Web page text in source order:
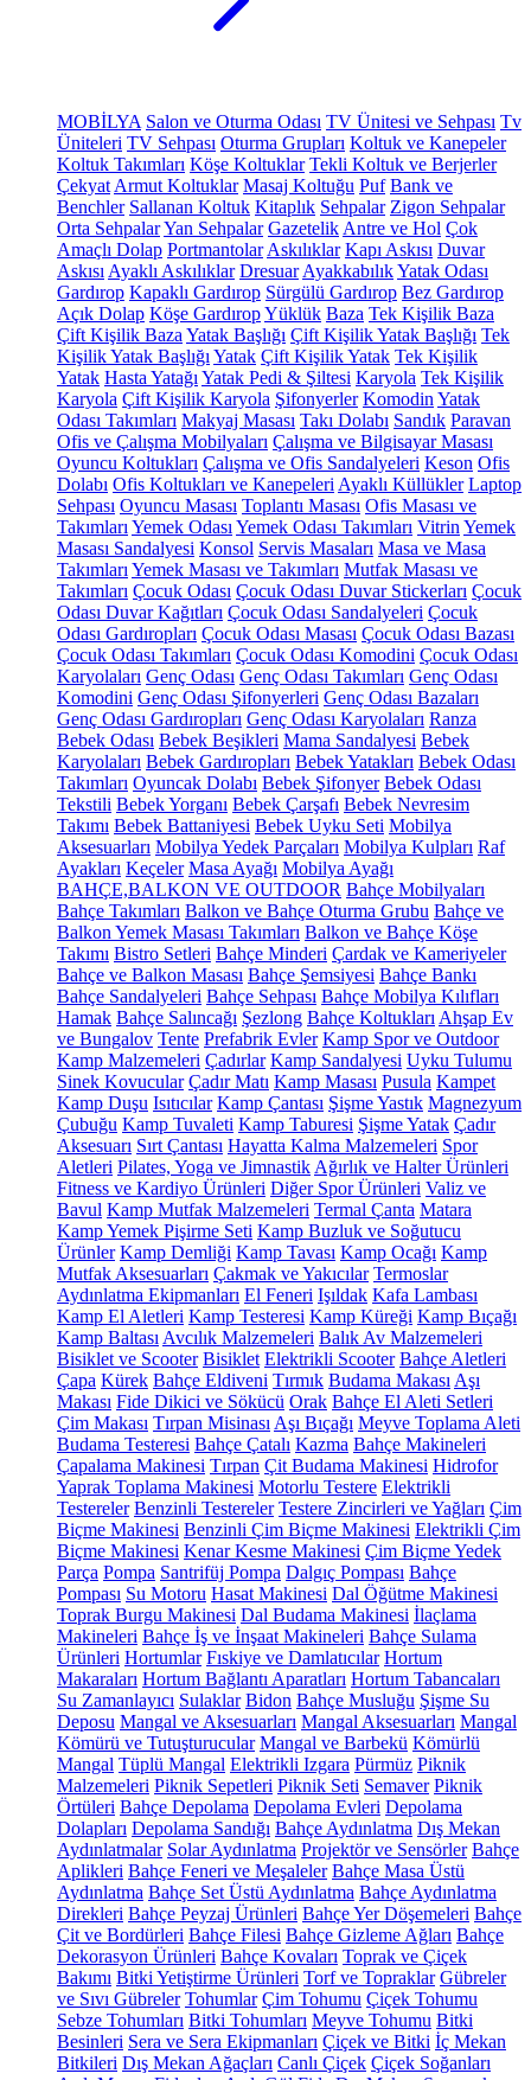
MOBİLYA Salon ve Oturma Odası TV Ünitesi ve Sehpası Tv
Üniteleri TV Sehpası Oturma Grupları Koltuk ve Kanepeler
Koltuk Takımları Köşe Koltuklar Tekli Koltuk ve Berjerler
Çekyat Armut Koltuklar Masaj Koltuğu Puf Bank ve
Benchler Sallanan Koltuk Kitaplık Sehpalar Zigon Sehpalar
Orta SehpalarYan Sehpalar Gazetelik Antre ve Hol Çok
Amaçlı Dolap Portmantolar Askılıklar Kapı Askısı Duvar
Askısı Ayaklı Askılıklar Dresuar AyakkabılıkYatak Odası
Gardırop Kapaklı Gardırop Sürgülü Gardırop Bez Gardırop
Açık Dolap Köşe GardıropYüklük Baza Tek Kişilik Baza
Çift Kişilik Baza Yatak Başlığı Çift Kişilik Yatak Başlığı Tek
Kişilik Yatak Başlığı Yatak Çift Kişilik Yatak Tek Kişilik
Yatak Hasta Yatağı Yatak Pedi & Şiltesi Karyola Tek Kişilik
Karyola Çift Kişilik Karyola Şifonyerler Komodin Yatak
Odası Takımları Makyaj Masası Takı Dolabı Sandık Paravan
Ofis ve Çalışma Mobilyaları Çalışma ve Bilgisayar Masası
Oyuncu Koltukları Çalışma ve Ofis Sandalyeleri Keson Ofis
Dolabı Ofis Koltukları ve Kanepeleri Ayaklı Küllükler Laptop
Sehpası Oyuncu Masası Toplantı Masası Ofis Masası ve
Takımları Yemek Odası Yemek Odası Takımları Vitrin Yemek
Masası Sandalyesi Konsol Servis Masaları Masa ve Masa
Takımları Yemek Masası ve Takımları Mutfak Masası ve
Takımları Çocuk Odası Çocuk Odası Duvar Stickerları Çocuk
Odası Duvar Kağıtları Çocuk Odası Sandalyeleri Çocuk
Odası Gardıropları Çocuk Odası Masası Çocuk Odası Bazası
Çocuk Odası Takımları Çocuk Odası Komodini Çocuk Odası
Karyolaları Genç Odası Genç Odası Takımları Genç Odası
Komodini Genç Odası Şifonyerleri Genç Odası Bazaları
Genç Odası Gardıropları Genç Odası Karyolaları Ranza
Bebek Odası Bebek Beşikleri Mama Sandalyesi Bebek
Karyolaları Bebek Gardıropları Bebek Yatakları Bebek Odası
Takımları Oyuncak Dolabı Bebek Şifonyer Bebek Odası
Tekstili Bebek Yorganı Bebek Çarşafı Bebek Nevresim
Takımı Bebek Battaniyesi Bebek Uyku Seti Mobilya
Aksesuarları Mobilya Yedek Parçaları Mobilya Kulpları Raf
Ayakları Keçeler Masa Ayağı Mobilya Ayağı
BAHÇE,BALKON VE OUTDOOR Bahçe Mobilyaları
Bahçe Takımları Balkon ve Bahçe Oturma Grubu Bahçe ve
Balkon Yemek Masası Takımları Balkon ve Bahçe Köşe
Takımı Bistro Setleri Bahçe Minderi Çardak ve Kameriyeler
Bahçe ve Balkon Masası Bahçe Şemsiyesi Bahçe Bankı
Bahçe Sandalyeleri Bahçe Sehpası Bahçe Mobilya Kılıfları
Hamak Bahçe Salıncağı Şezlong Bahçe Koltukları Ahşap Ev
ve Bungalov Tente Prefabrik Evler Kamp Spor ve Outdoor
Kamp Malzemeleri Çadırlar Kamp Sandalyesi Uyku Tulumu
Sinek Kovucular Çadır Matı Kamp Masası Pusula Kampet
Kamp Duşu Isıtıcılar Kamp Çantası Şişme Yastık Magnezyum
Çubuğu Kamp Tuvaleti Kamp Taburesi Şişme Yatak Çadır
Aksesuarı Sırt Çantası Hayatta Kalma Malzemeleri Spor
Aletleri Pilates, Yoga ve Jimnastik Ağırlık ve Halter Ürünleri
Fitness ve Kardiyo Ürünleri Diğer Spor Ürünleri Valiz ve
Bavul Kamp Mutfak Malzemeleri Termal Çanta Matara
Kamp Yemek Pişirme Seti Kamp Buzluk ve Soğutucu
Ürünler Kamp Demliği Kamp Tavası Kamp Ocağı Kamp
Mutfak Aksesuarları Çakmak ve Yakıcılar Termoslar
Aydınlatma Ekipmanları El Feneri Işıldak Kafa Lambası
Kamp El Aletleri Kamp Testeresi Kamp Küreği Kamp Bıçağı
Kamp Baltası Avcılık Malzemeleri Balık Av Malzemeleri
Bisiklet ve Scooter Bisiklet Elektrikli Scooter Bahçe Aletleri
Çapa Kürek Bahçe Eldiveni Tırmık Budama Makası Aşı
Makası Fide Dikici ve Sökücü Orak Bahçe El Aleti Setleri
Çim Makası Tırpan Misinası Aşı Bıçağı Meyve Toplama Aleti
Budama Testeresi Bahçe Çatalı Kazma Bahçe Makineleri
Çapalama Makinesi Tırpan Çit Budama Makinesi Hidrofor
Yaprak Toplama Makinesi Motorlu Testere Elektrikli
Testereler Benzinli Testereler Testere Zincirleri ve Yağları Çim
Biçme Makinesi Benzinli Çim Biçme Makinesi Elektrikli Çim
Biçme Makinesi Kenar Kesme Makinesi Çim Biçme Yedek
Parça Pompa Santrifüj Pompa Dalgıç Pompası Bahçe
Pompası Su Motoru Hasat Makinesi Dal Öğütme Makinesi
Toprak Burgu Makinesi Dal Budama Makinesi İlaçlama
Makineleri Bahçe İş ve İnşaat Makineleri Bahçe Sulama
Ürünleri Hortumlar Fıskiye ve Damlatıcılar Hortum
Makaraları Hortum Bağlantı Aparatları Hortum Tabancaları
Su Zamanlayıcı Sulaklar Bidon Bahçe Musluğu Şişme Su
Deposu Mangal ve Aksesuarları Mangal Aksesuarları Mangal
Kömürü ve Tutuşturucular Mangal ve Barbekü Kömürlü
Mangal Tüplü Mangal Elektrikli Izgara Pürmüz Piknik
Malzemeleri Piknik Sepetleri Piknik Seti Semaver Piknik
Örtüleri Bahçe Depolama Depolama Evleri Depolama
Dolapları Depolama Sandığı Bahçe Aydınlatma Dış Mekan
Aydınlatmalar Solar Aydınlatma Projektör ve Sensörler Bahçe
Aplikleri Bahçe Feneri ve Meşaleler Bahçe Masa Üstü
Aydınlatma Bahçe Set Üstü Aydınlatma Bahçe Aydınlatma
Direkleri Bahçe Peyzaj Ürünleri Bahçe Yer Döşemeleri Bahçe
Çit ve Bordürleri Bahçe Filesi Bahçe Gizleme Ağları Bahçe
Dekorasyon Ürünleri Bahçe Kovaları Toprak ve Çiçek
Bakımı Bitki Yetiştirme Ürünleri Torf ve Topraklar Gübreler
ve Sıvı Gübreler Tohumlar Çim Tohumu Çiçek Tohumu
Sebze Tohumları Bitki Tohumları Meyve Tohumu Bitki
Besinleri Sera ve Sera Ekipmanları Çiçek ve Bitki İç Mekan
Bitkileri Dış Mekan Ağaçları Canlı Çiçek Çiçek Soğanları